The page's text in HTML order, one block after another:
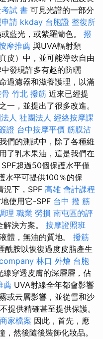
試 書 可見光譜的一部分
請 kkday 台胞證 整復所
藍光，或紫羅蘭色。 撥
摩推薦 與UVA輻射類
皮）中，並可能導致自由
發現許多有趣的防曬
過濾器和滋養護理，以滿
竹北 撥筋 近來已經提
一，並提出了很多改進。
人 社團法人 經絡按摩課
證 台中按摩平價 筋膜沾
們的測試中，除了各種維
了乳木果油，這是我們在
超過50個保護水平僅
水平可提供100％的保
況下，SPF 高雄 會計課程
使用它-SPF 台中 撥 筋
理 職業 勞損 南屯區的評
決方案。 按摩證照班
體，無油的質地。 撥筋
酰胺以恢復過度皮脂產生
林口 外燴 台胞
線穿透皮膚的深層層，佔
薦 UVA射線全年都會影響
或云層影響，並從雪和沙
提供精確甚至提供保護。
家檔案 因此，首先，應
然後隨後裝飾化妝品。